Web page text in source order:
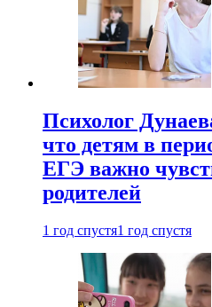
Психолог
что детям в
ЕГЭ важно
родителей
1 год спустя1 год спустя